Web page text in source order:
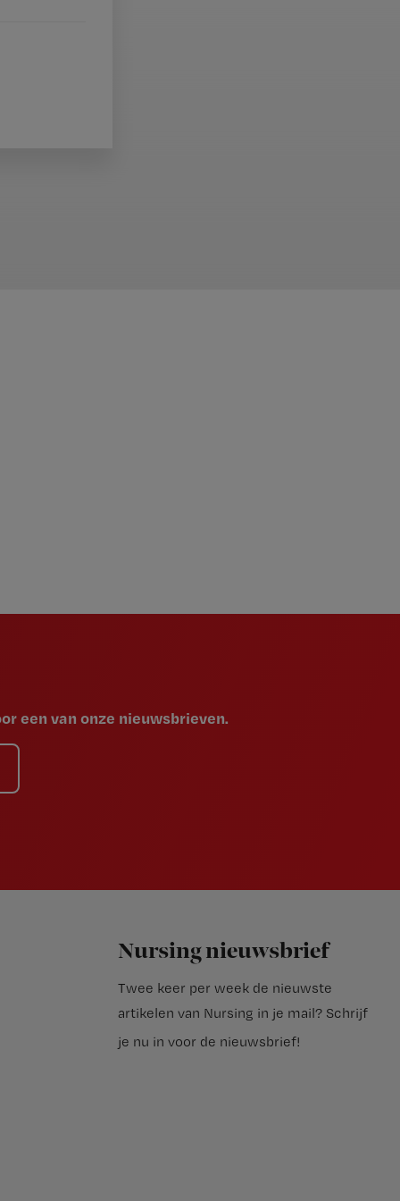
een van onze nieuwsbrieven.
Nursing nieuwsbrief
Twee keer per week de nieuwste
artikelen van Nursing in je mail? Schrijf
je nu in voor de nieuwsbrief!